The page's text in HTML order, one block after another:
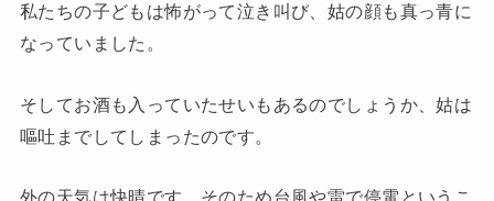
私たちの子どもは怖がって泣き叫び、姑の顔も真っ青に
なっていました。
そしてお酒も入っていたせいもあるのでしょうか、姑は
嘔吐までしてしまったのです。
外の天気は快晴です。そのため台風や雷で停電というこ